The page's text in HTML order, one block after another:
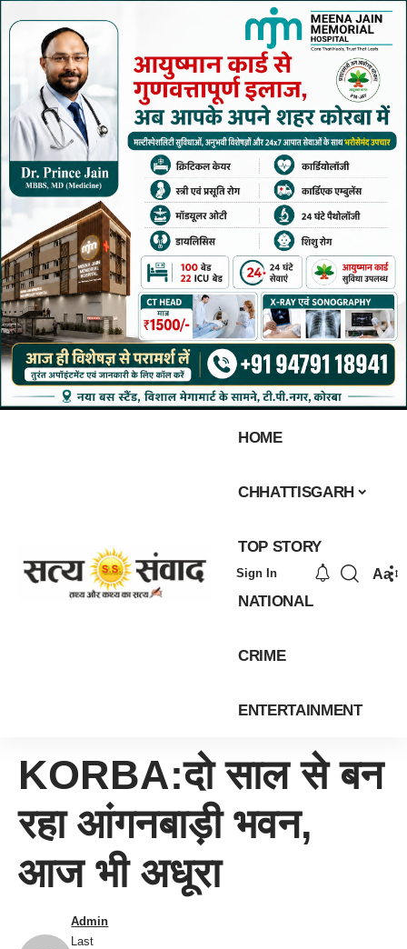
HOME
CHHATTISGARH
TOP STORY
NATIONAL
CRIME
ENTERTAINMENT
Sign In Aa
KORBA:दो साल से बन
रहा आंगनबाड़ी भवन,
आज भी अधूरा
Last
Admin